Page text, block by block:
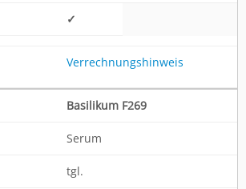
✓
Verrechnungshinweis
Basilikum F269
Serum
tgl.